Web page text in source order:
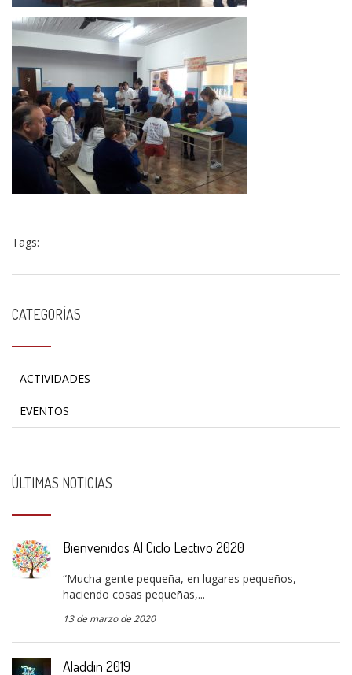
Tags:
CATEGORÍAS
ACTIVIDADES
EVENTOS
ÚLTIMAS NOTICIAS
Bienvenidos Al Ciclo Lectivo 2020
“Mucha gente pequeña, en lugares pequeños,
haciendo cosas pequeñas,...
13 de marzo de 2020
Aladdin 2019